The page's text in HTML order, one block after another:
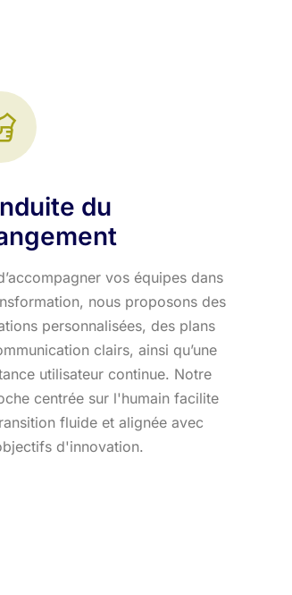
du
vos équipes dans
nous proposons des
personnalisées, des plans
clairs, ainsi qu’une
utilisateur continue. Notre
centrée sur l'humain facilite
fluide et alignée avec
d'innovation.​